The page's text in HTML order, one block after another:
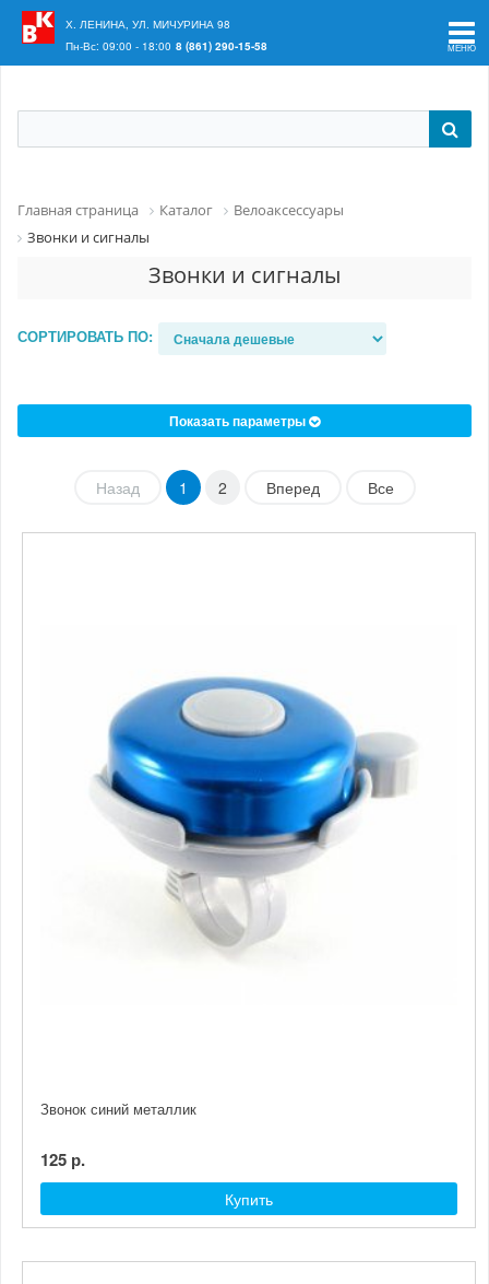
Ваш регион:
Х. ЛЕНИНА, УЛ. МИЧУРИНА 98
Пн-Вс: 09:00 - 18:00 8 (861) 290-15-58
Главная страница Каталог
Велоаксессуары
Звонки и сигналы
Звонки и сигналы
СОРТИРОВАТЬ ПО:
Показать параметры
Подбор параметров
Розничная цена
Производитель
Назад 1 2 Вперед Все
Звонок синий металлик
125 р.
Купить